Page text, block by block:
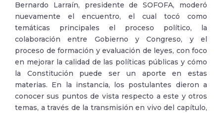
Bernardo Larraín, presidente de SOFOFA, moderó
nuevamente el encuentro, el cual tocó como
temáticas principales el proceso político, la
colaboración entre Gobierno y Congreso, y el
proceso de formación y evaluación de leyes, con foco
en mejorar la calidad de las políticas públicas y cómo
la Constitución puede ser un aporte en estas
materias. En la instancia, los postulantes dieron a
conocer sus puntos de vista respecto a este y otros
temas, a través de la transmisión en vivo del capítulo,